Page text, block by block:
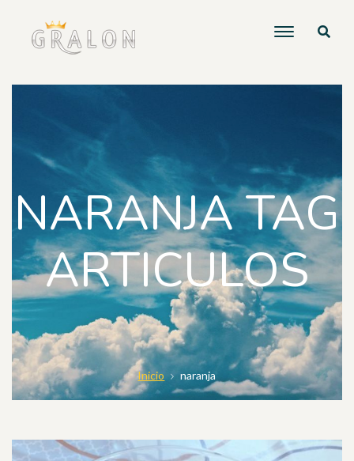
NARANJA TAG
ARTICULOS
Inicio naranja